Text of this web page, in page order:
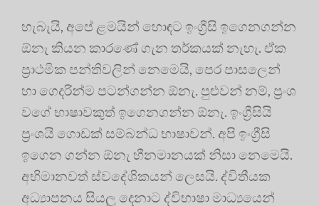
හැබැයි, අපේ ළමයින් හොඳට ඉංග්‍රීසි ඉගෙනගන්න
ඕනැ කියන කාරණේ ගැන තර්කයක් නැහැ. ඒක
ප්‍රාථමික පන්තිවලින් නෙමෙයි, පෙර පාසලෙන්
හා ගෙදරින්ම පටන්ගන්න ඕනැ. පුළුවන් නම්, ප්‍රංශ
වගේ භාෂාවකුත් ඉගෙනගන්න ඕනැ. ඉංග්‍රීසියි
ප්‍රංශයි ගොඩක් සම්බන්ධ භාෂාවන්. අපි ඉංග්‍රීසි
ඉගෙන ගන්න ඕනැ හීනමානයක් නිසා නෙමෙයි.
අභිමානවත් ස්වදේශිකයන් ලෙසයි. ද්විතීයක
අධ්‍යාපනය සියලු දෙනාට ද්විභාෂා මාධ්‍යයෙන්